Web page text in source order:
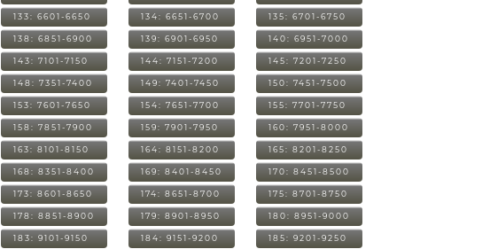
133: 6601-6650 134: 6651-6700 135: 6701-6750
138: 6851-6900 139: 6901-6950 140: 6951-7000
143: 7101-7150 144: 7151-7200 145: 7201-7250
148: 7351-7400 149: 7401-7450 150: 7451-7500
153: 7601-7650 154: 7651-7700 155: 7701-7750
158: 7851-7900 159: 7901-7950 160: 7951-8000
163: 8101-8150 164: 8151-8200 165: 8201-8250
168: 8351-8400 169: 8401-8450 170: 8451-8500
173: 8601-8650 174: 8651-8700 175: 8701-8750
178: 8851-8900 179: 8901-8950 180: 8951-9000
183: 9101-9150 184: 9151-9200 185: 9201-9250